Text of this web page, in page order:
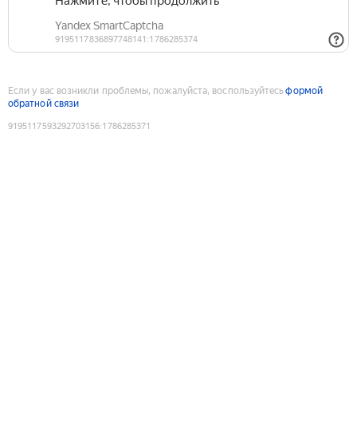
Если у вас возникли проблемы, пожалуйста, воспользуйтесьформой
обратной связи
9195117593292703156:1786285371